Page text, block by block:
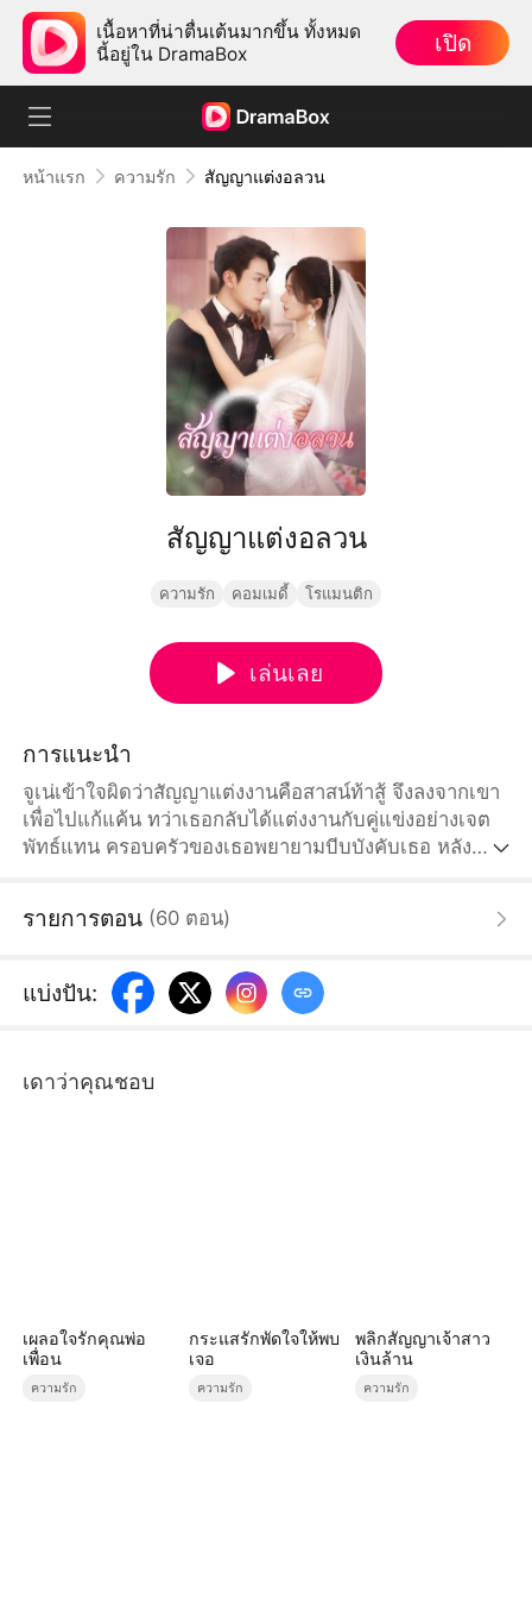
เนื้อหาที่น่าตื่นเต้นมากขึ้น ทั้งหมด
นี้อยู่ใน DramaBox
เปิด
หน้าแรก ความรัก สัญญาแต่งอลวน
สัญญาแต่งอลวน
ความรัก คอมเมดี้ โรแมนติก
เล่นเลย
การแนะนำ
จูเน่เข้าใจผิดว่าสัญญาแต่งงานคือสาสน์ท้าสู้ จึงลงจากเขา
เพื่อไปแก้แค้น ทว่าเธอกลับได้แต่งงานกับคู่แข่งอย่างเจต
พัทธ์แทน ครอบครัวของเธอพยายามบีบบังคับเธอ หลัง
รายการตอน (60 ตอน)
แบ่งปัน:
เดาว่าคุณชอบ
เผลอใจรักคุณพ่อ
เพื่อน
ความรัก
กระแสรักพัดใจให้พบ
เจอ
ความรัก
พลิกสัญญาเจ้าสาว
เงินล้าน
ความรัก